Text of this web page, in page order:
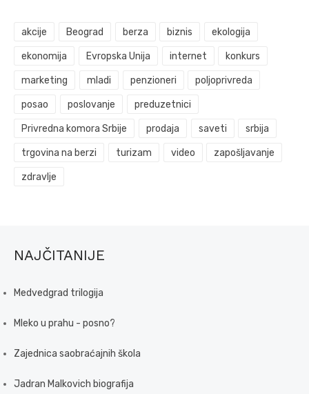
akcije Beograd berza biznis ekologija
ekonomija Evropska Unija internet konkurs
marketing mladi penzioneri poljoprivreda
posao poslovanje preduzetnici
Privredna komora Srbije prodaja saveti srbija
trgovina na berzi turizam video zapošljavanje
zdravlje
NAJČITANIJE
Medvedgrad trilogija
Mleko u prahu - posno?
Zajednica saobraćajnih škola
Jadran Malkovich biografija